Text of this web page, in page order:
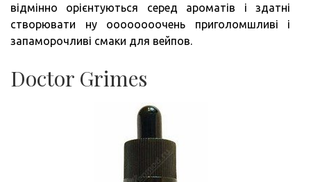
відмінно орієнтуються серед ароматів і здатні
створювати ну оооооооочень приголомшливі і
запаморочливі смаки для вейпов.
Doctor Grimes